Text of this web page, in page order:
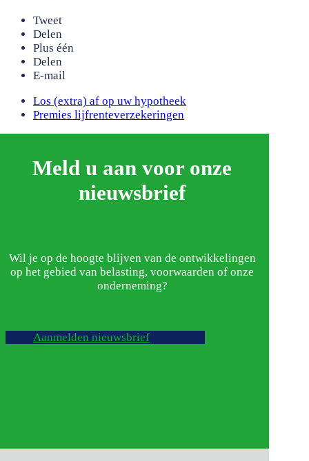
Tweet
Delen
Plus één
Delen
E-mail
previous
post:
Los (extra) af op uw hypotheek
next
Premies lijfrenteverzekeringen
Meld u aan voor onze
nieuwsbrief
Wil je op de hoogte blijven van de ontwikkelingen
op het gebied van belasting, voorwaarden of onze
onderneming?
Aanmelden nieuwsbrief